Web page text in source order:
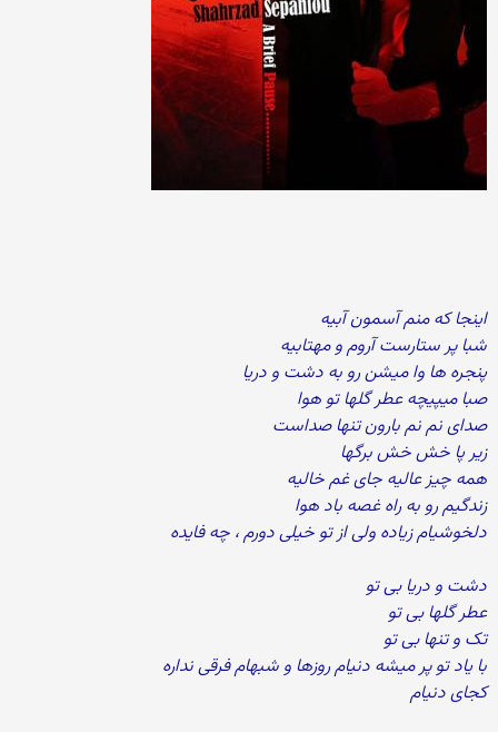
اینجا که منم آسمون آبیه
شبا پر ستارست آروم و مهتابیه
پنجره ها وا میشن رو به دشت و دریا
صبا میپیچه عطر گلها تو هوا
صدای نم نم بارون تنها صداست
زیر پا خش خش برگها
همه چیز عالیه جای غم خالیه
زندگیم رو به راه غصه باد هوا
دلخوشیام زیاده ولی از تو خیلی دورم ، چه فایده
دشت و دریا بی تو
عطر گلها بی تو
تک و تنها بی تو
با یاد تو پر میشه دنیام روزها و شبهام فرقی نداره
کجای دنیام